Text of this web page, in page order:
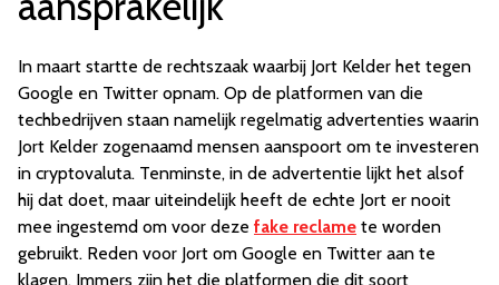
In maart startte de rechtszaak waarbij Jort Kelder het tegen
Google en Twitter opnam. Op de platformen van die
techbedrijven staan namelijk regelmatig advertenties waarin
Jort Kelder zogenaamd mensen aanspoort om te investeren
in cryptovaluta. Tenminste, in de advertentie lijkt het alsof
hij dat doet, maar uiteindelijk heeft de echte Jort er nooit
mee ingestemd om voor deze fake reclame te worden
gebruikt. Reden voor Jort om Google en Twitter aan te
klagen. Immers zijn het die platformen die dit soort